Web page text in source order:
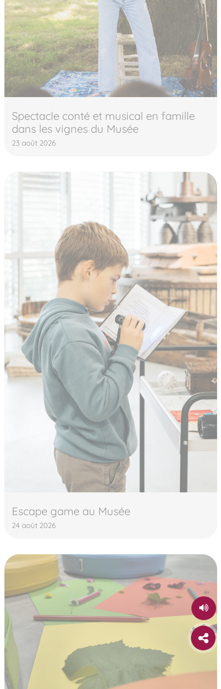
Spectacle conté et musical en famille
dans les vignes du Musée
23 août 2026
Escape game au Musée
24 août 2026